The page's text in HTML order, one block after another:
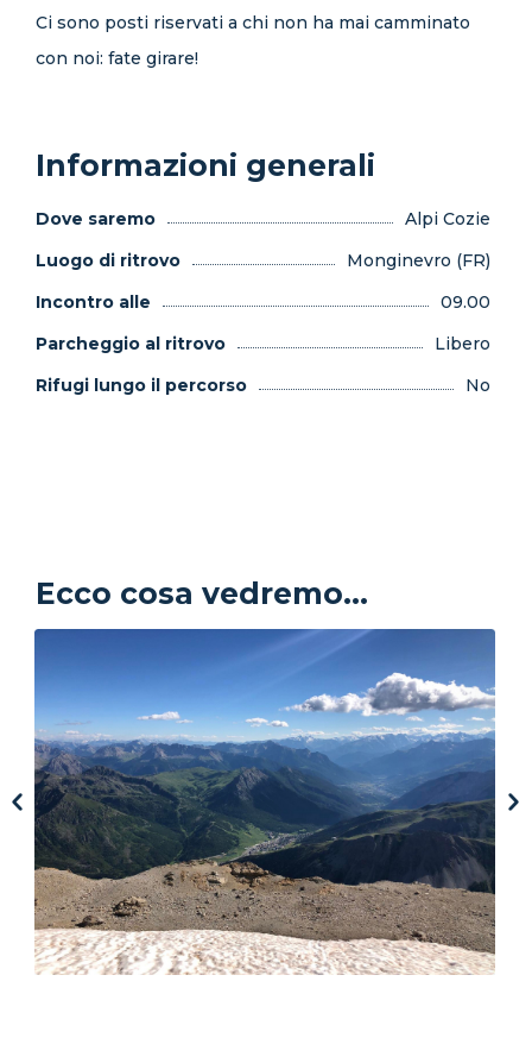
Ci sono posti riservati a chi non ha mai camminato
con noi: fate girare!
Informazioni generali
Dove saremo
Alpi Cozie
Luogo di ritrovo
Monginevro (FR)
Incontro alle
09.00
Parcheggio al ritrovo
Libero
Rifugi lungo il percorso
No
Ecco cosa vedremo...